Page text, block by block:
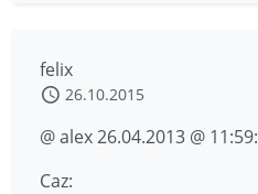
felix
26.10.2015
@ alex 26.04.2013 @ 11:59:
Caz: